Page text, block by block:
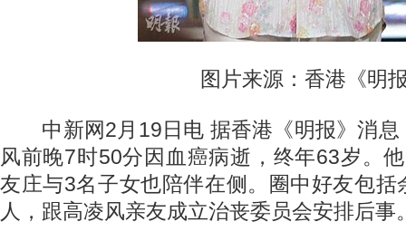
图片来源：香港《明
中新网2月19日电 据香港《明报》消息
风前晚7时50分因血癌病逝，终年63岁。
友庄与3名子女也陪伴在侧。圈中好友包括
人，跟高凌风亲友成立治丧委员会安排后事